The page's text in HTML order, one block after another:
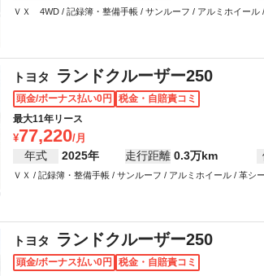
ＶＸ 4WD / 記録簿・整備手帳 / サンルーフ / アルミホイール
トヨタ ランドクルーザー250
頭金/ボーナス払い0円
税金・自賠責コミ
最大11年リース
77,220
年式 2025年 走行距離 0.3万km
ＶＸ / 記録簿・整備手帳 / サンルーフ / アルミホイール / 革シ
トヨタ ランドクルーザー250
頭金/ボーナス払い0円
税金・自賠責コミ